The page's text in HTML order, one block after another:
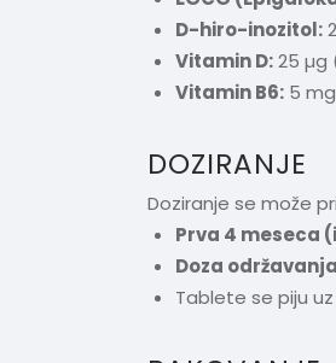
D-hiro-inozitol:
Vitamin D:25 µg
Vitamin B6:5 mg
DOZIRANJE
Doziranje se može
Prva 4 meseca
Doza
Tablete se piju